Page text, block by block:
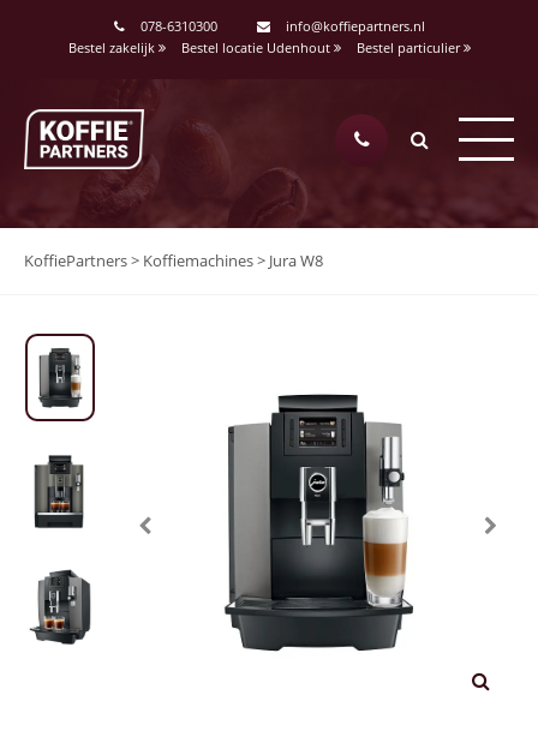
078-6310300
info@koffiepartners.nl
Bestel zakelijk
Bestel locatie Udenhout Bestel particulier
KoffiePartners> Koffiemachines> Jura W8